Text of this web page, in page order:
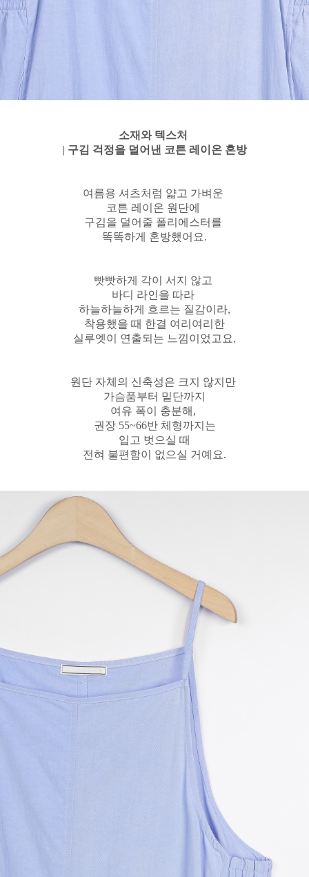
소재와 텍스처
| 구김 걱정을 덜어낸 코튼 레이온 혼방
여름용 셔츠처럼 얇고 가벼운
코튼 레이온 원단에
구김을 덜어줄 폴리에스터를
똑똑하게 혼방했어요.
빳빳하게 각이 서지 않고
바디 라인을 따라
하늘하늘하게 흐르는 질감이라,
착용했을 때 한결 여리여리한
실루엣이 연출되는 느낌이었고요,
원단 자체의 신축성은 크지 않지만
가슴품부터 밑단까지
여유 폭이 충분해,
권장 55~66반 체형까지는
입고 벗으실 때
전혀 불편함이 없으실 거예요.